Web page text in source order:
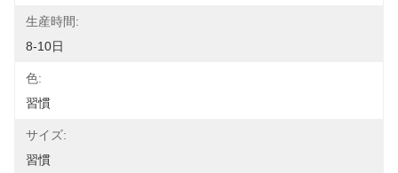
生産時間:
8-10日
色:
習慣
サイズ:
習慣